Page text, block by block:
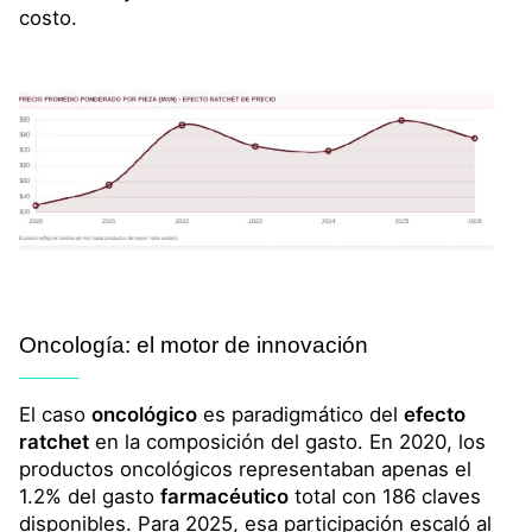
costo.
Oncología: el motor de innovación
El caso oncológico es paradigmático del efecto
ratchet en la composición del gasto. En 2020, los
productos oncológicos representaban apenas el
1.2% del gasto farmacéutico total con 186 claves
disponibles. Para 2025, esa participación escaló al